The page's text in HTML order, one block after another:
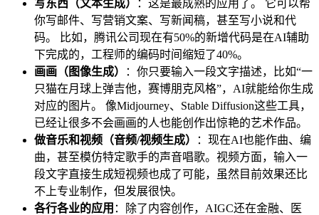
写东西（文本生成）
：这是最成熟的应用了。 它可以帮
你写邮件、写营销文案、写新闻稿，甚至写小说和代
码。 比如，腾讯公司现在有50%的新增代码是在AI辅助
下完成的，工程师的编码时间缩短了40%。
画画（图像生成）
：你只要输入一段文字描述，比如“一
只猫在月球上弹吉他，赛博朋克风格”，AI就能给你生成
对应的图片。 像Midjourney、Stable Diffusion这些工具，
已经让很多不会画画的人也能创作出惊艳的艺术作品。
做音乐和视频（音频/视频生成）
：现在AI也能作曲、编
曲，甚至模仿特定歌手的声音唱歌。视频方面，输入一
段文字直接生成短视频也成了可能，虽然目前效果还比
不上专业制作，但发展很快。
各行各业的应用 ：除了内容创作，AIGC还在金融、医